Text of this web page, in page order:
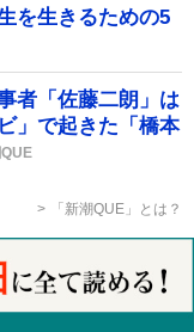
を生きるための5
者「佐藤二朗」は
」で起きた「橋本
「新潮QUE」とは？